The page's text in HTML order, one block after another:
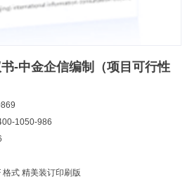
-中金企信编制（项目可行性
1050-986
格式 精美装订印刷版